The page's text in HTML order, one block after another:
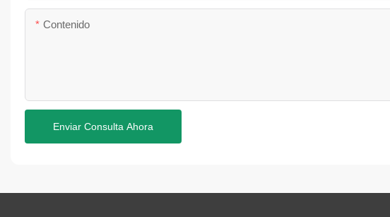
Contenido
Enviar Consulta Ahora